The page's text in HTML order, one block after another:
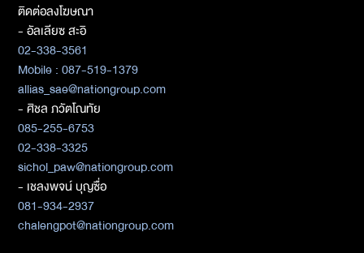
ติดต่อลงโฆษณา
- อัลเลียซ สะอิ
02-338-3561
Mobile : 087-519-1379
allias_sae@nationgroup.com
- ศิชล ภวัตโณทัย
085-255-6753
02-338-3325
sichol_paw@nationgroup.com
- เชลงพจน์ บุญซื่อ
081-934-2937
chalengpot@nationgroup.com